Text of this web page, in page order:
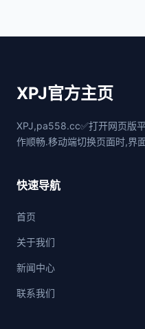
XPJ官方主页
XPJ,pa558.cc✅打开网页版
作顺畅.移动端切换页面时,界
快速导航
首页
关于我们
新闻中心
联系我们